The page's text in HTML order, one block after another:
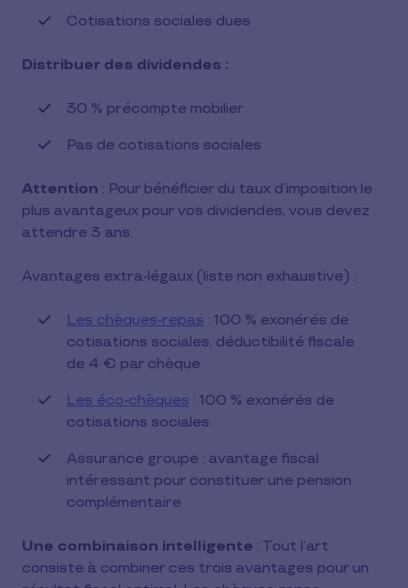
Cotisations sociales dues
Distribuer des dividendes :
30 % précompte mobilier
Pas de cotisations sociales
Attention : Pour bénéficier du taux d’imposition le
plus avantageux pour vos dividendes, vous devez
attendre 3 ans.
Avantages extra-légaux (liste non exhaustive) :
Les chèques-repas : 100 % exonérés de
cotisations sociales, déductibilité fiscale
de 4 € par chèque
Les éco-chèques : 100 % exonérés de
cotisations sociales
Assurance groupe : avantage fiscal
intéressant pour constituer une pension
complémentaire
Une combinaison intelligente : Tout l’art
consiste à combiner ces trois avantages pour un